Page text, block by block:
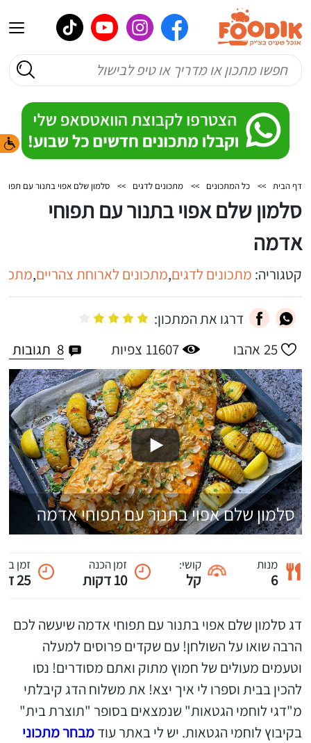
דף הבית >> כל המתכונים >> מתכונים לדגים >> סלמון שלם אפוי בתנור עם
סלמון שלם אפוי בתנור עם תפוחי
אדמה
קטגוריה: מתכונים לדגים,מתכונים לארוחת צהריים,
דרגו את המתכון:
25 אהבו 11607 צפיות 8 תגובות
סלמון שלם אפוי בתנור עם תפוחי אדמה
מנות
6
קושי:
קל
זמן הכנה
10 דקות
זמן
25 דקות
דג סלמון שלם אפוי בתנור עם תפוחי אדמה שיעשה לכם
הרבה שואו על השולחן! עם שקדים פרוסים למעלה
וטעמים מעולים של חמוץ מתוק ואתם מסודרים! נסו
להכין בבית וספרו לי איך יצא! את משלוח הדג קיבלתי
מ"דגי לוחמי הגטאות" שנמצאים בסופר "תוצרת בית"
בקיבוץ לוחמי הגטאות. יש לי באתר עודמבחר מתכוני